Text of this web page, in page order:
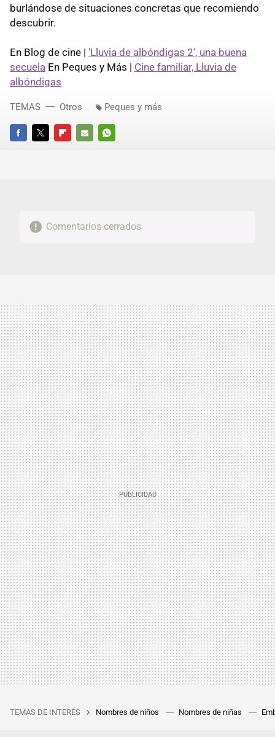
burlándose de situaciones concretas que recomiendo
descubrir.
En Blog de cine | 'Lluvia de albóndigas 2', una buena
secuela En Peques y Más | Cine familiar, Lluvia de
albóndigas
FACEBOOKTWITTERFLIPBOARD
E-
WHATSAPP
TEMAS Otros Peques y más
Comentarios cerrados
TEMAS DE INTERÉS Nombres de niños Nombres de niñas